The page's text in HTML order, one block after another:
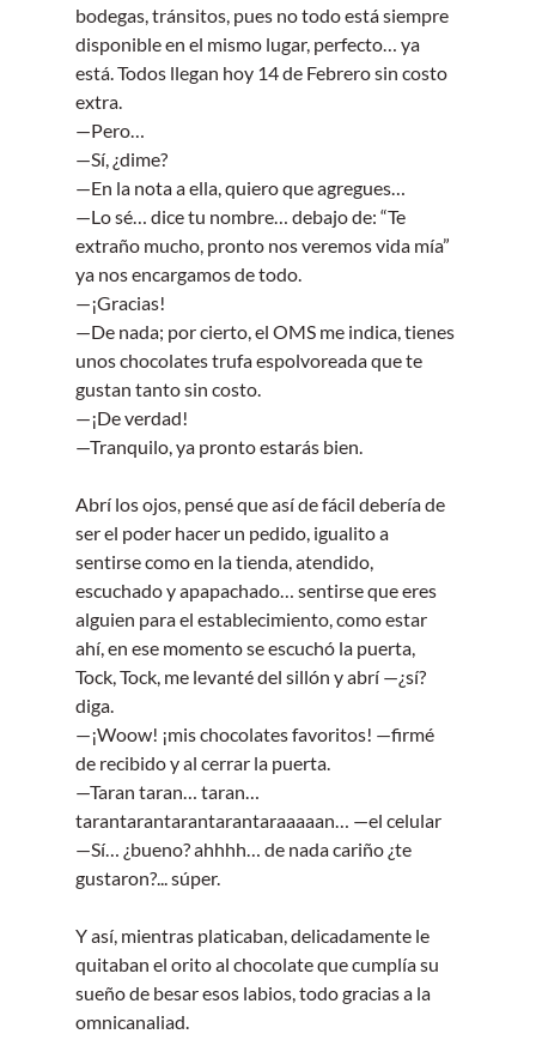
bodegas, tránsitos, pues no todo está siempre
disponible en el mismo lugar, perfecto… ya
está. Todos llegan hoy 14 de Febrero sin costo
extra.
—Pero…
—Sí, ¿dime?
—En la nota a ella, quiero que agregues…
—Lo sé… dice tu nombre… debajo de: “Te
extraño mucho, pronto nos veremos vida mía”
ya nos encargamos de todo.
—¡Gracias!
—De nada; por cierto, el OMS me indica, tienes
unos chocolates trufa espolvoreada que te
gustan tanto sin costo.
—¡De verdad!
—Tranquilo, ya pronto estarás bien.
Abrí los ojos, pensé que así de fácil debería de
ser el poder hacer un pedido, igualito a
sentirse como en la tienda, atendido,
escuchado y apapachado… sentirse que eres
alguien para el establecimiento, como estar
ahí, en ese momento se escuchó la puerta,
Tock, Tock, me levanté del sillón y abrí —¿sí?
diga.
—¡Woow! ¡mis chocolates favoritos! —firmé
de recibido y al cerrar la puerta.
—Taran taran… taran…
tarantarantarantarantaraaaaan… —el celular
—Sí… ¿bueno? ahhhh… de nada cariño ¿te
gustaron?... súper.
Y así, mientras platicaban, delicadamente le
quitaban el orito al chocolate que cumplía su
sueño de besar esos labios, todo gracias a la
omnicanaliad.